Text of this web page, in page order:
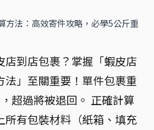
方法：高效寄件攻略，必學5公斤重
店到店包裹？掌握「蝦皮店
法」至關重要！單件包裹重
超過將被退回。 正確計算
所有包裝材料（紙箱、填充